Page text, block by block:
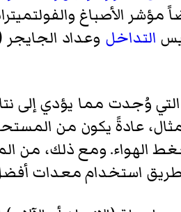
الأصباغ
التداخل وعداد
وُجدت مما يؤدي إلى
عادةً يكون من
الهواء. ومع ذلك، من
طريق استخدام معدات